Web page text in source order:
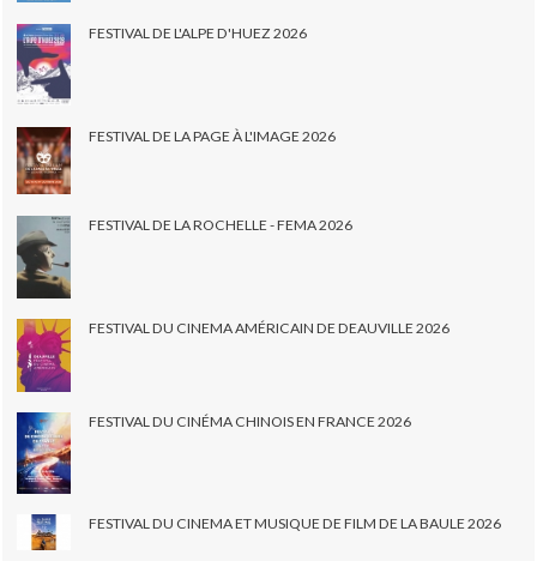
FESTIVAL DE L'ALPE D'HUEZ 2026
FESTIVAL DE LA PAGE À L'IMAGE 2026
FESTIVAL DE LA ROCHELLE - FEMA 2026
FESTIVAL DU CINEMA AMÉRICAIN DE DEAUVILLE 2026
FESTIVAL DU CINÉMA CHINOIS EN FRANCE 2026
FESTIVAL DU CINEMA ET MUSIQUE DE FILM DE LA BAULE 2026